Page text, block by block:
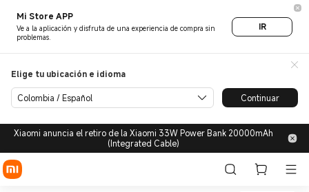
Mi Store APP
Ve a la aplicación y disfruta de una experiencia de compra sin
problemas.
IR
Elige tu ubicación e idioma
Colombia / Español Continuar
Xiaomi anuncia el retiro de la Xiaomi 33W Power Bank 20000mAh
(Integrated Cable)